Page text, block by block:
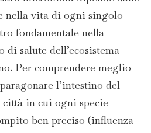
nella vita di ogni singolo
fondamentale nella
di salute dell’ecosistema
Per comprendere meglio
l’intestino del
in cui ogni specie
ben preciso (influenza